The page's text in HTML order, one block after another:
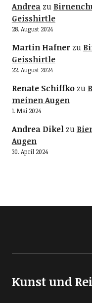
Andreazu
Geisshirtle
28. August 2024
Martin Hafnerzu
Geisshirtle
22. August 2024
Renate Schiffkozu
meinen Augen
1. Mai 2024
Andrea Dikelzu
Augen
30. April 2024
Kunst und